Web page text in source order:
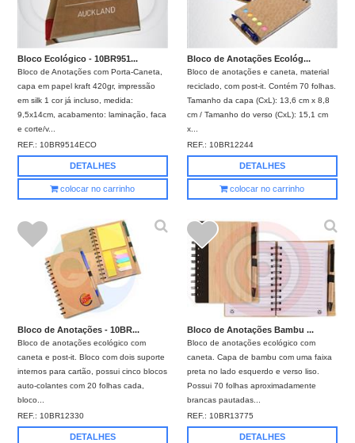
Bloco Ecológico - 10BR951...
Bloco de Anotações com Porta-Caneta,
capa em papel kraft 420gr, impressão
em silk 1 cor já incluso, medida:
9,5x14cm, acabamento: laminação, faca
e corte/v...
REF.: 10BR9514ECO
DETALHES
colocar no carrinho
Bloco de Anotações Ecológ...
Bloco de anotações e caneta, material
reciclado, com post-it. Contém 70 folhas.
Tamanho da capa (CxL): 13,6 cm x 8,8
cm / Tamanho do verso (CxL): 15,1 cm
x...
REF.: 10BR12244
DETALHES
colocar no carrinho
Bloco de Anotações - 10BR...
Bloco de anotações ecológico com
caneta e post-it. Bloco com dois suporte
internos para cartão, possui cinco blocos
auto-colantes com 20 folhas cada,
bloco...
REF.: 10BR12330
DETALHES
Bloco de Anotações Bambu ...
Bloco de anotações ecológico com
caneta. Capa de bambu com uma faixa
preta no lado esquerdo e verso liso.
Possui 70 folhas aproximadamente
brancas pautadas...
REF.: 10BR13775
DETALHES